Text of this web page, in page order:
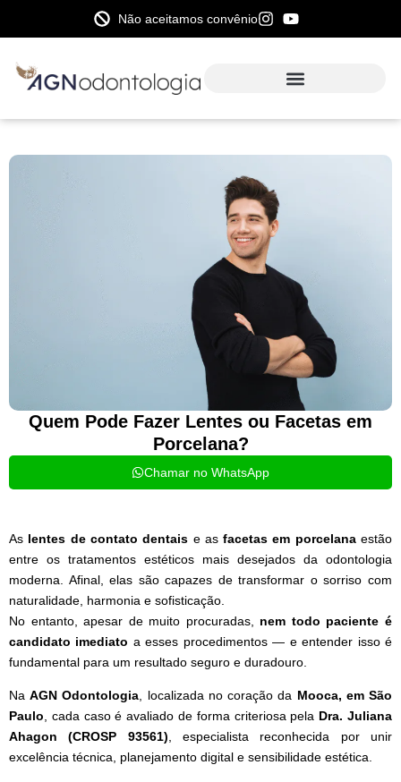
Não aceitamos convênio
Quem Pode Fazer Lentes ou Facetas em
Porcelana?
Chamar no WhatsApp
As lentes de contato dentais e asfacetas em porcelanaestão
entre os tratamentos estéticos mais desejados da odontologia
moderna. Afinal, elas são capazes de transformar o sorriso com
naturalidade, harmonia e sofisticação.
No entanto, apesar de muito procuradas, nem todo paciente é
candidato imediato a esses procedimentos — e entender isso é
fundamental para um resultado seguro e duradouro.
NaAGN Odontologia, localizada no coração da Mooca, em São
Paulo, cada caso é avaliado de forma criteriosa pela Dra. Juliana
Ahagon (CROSP 93561), especialista reconhecida por unir
excelência técnica, planejamento digital e sensibilidade estética.